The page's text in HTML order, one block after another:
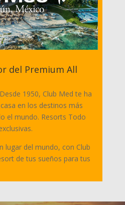
del Premium All
1950, Club Med te ha
en los destinos más
el mundo. Resorts Todo
lugar del mundo, con Club
de tus sueños para tus